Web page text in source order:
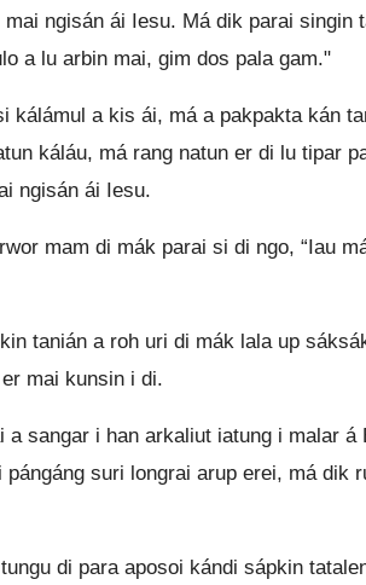
ngisán ái Iesu. Má dik parai singin
a lu arbin mai, gim dos pala gam."
kálámul a kis ái, má a pakpakta kán
káláu, má rang natun er di lu tipar
ngisán ái Iesu.
mam di mák parai si di ngo, “Iau
tanián a roh uri di mák lala up
mai kunsin i di.
a sangar i han arkaliut iatung i malar
suri longrai arup erei, má dik
di para aposoi kándi sápkin